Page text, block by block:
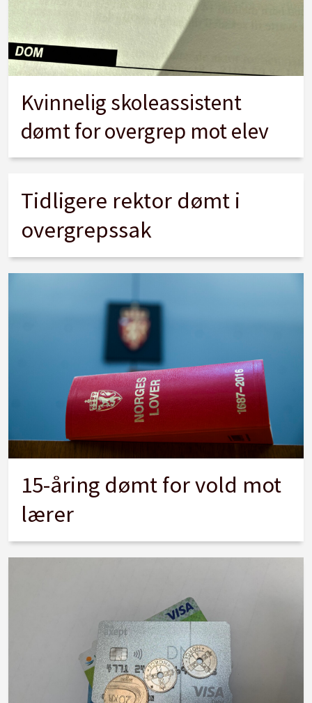
Kvinnelig skoleassistent
dømt for overgrep mot elev
Tidligere rektor dømt i
overgrepssak
15-åring dømt for vold mot
lærer